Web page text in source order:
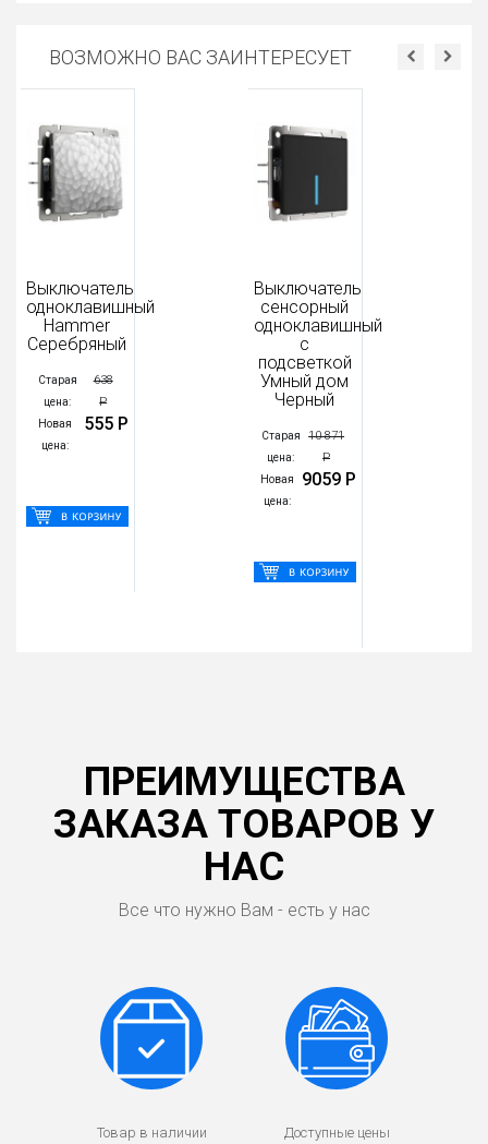
ВОЗМОЖНО ВАС ЗАИНТЕРЕСУЕТ
Выключатель
одноклавишный
Hammer
Серебряный
Старая
цена:
638
Р
Новая
цена:
555 Р
Выключатель
сенсорный
одноклавишный
с
подсветкой
Умный дом
Черный
Старая
цена:
10 871
Р
Новая
цена:
9059 Р
ПРЕИМУЩЕСТВА
ЗАКАЗА ТОВАРОВ У
НАС
Все что нужно Вам - есть у нас
Товар в наличии
Доступные цены